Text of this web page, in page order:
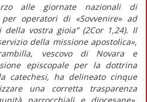
alle giornate nazionali di
operatori di «Sovvenire» ad
della vostra gioia” (2Cor 1,24). Il
della missione apostolica»,
vescovo di Novara e
episcopale per la dottrina
catechesi, ha delineato cinque
una corretta trasparenza